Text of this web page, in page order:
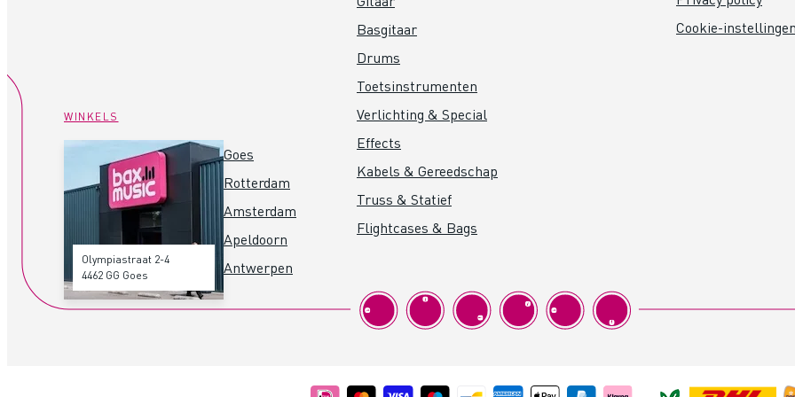
WINKELS
Olympiastraat 2-4
4462 GG Goes
Goes
Rotterdam
Amsterdam
Apeldoorn
Antwerpen
Basgitaar
Drums
Toetsinstrumenten
Verlichting & Special
Effects
Kabels & Gereedschap
Truss & Statief
Flightcases & Bags
Cookie-